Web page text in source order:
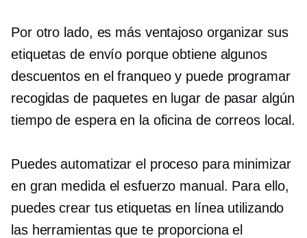
Por otro lado, es más ventajoso organizar sus
etiquetas de envío porque obtiene algunos
descuentos en el franqueo y puede programar
recogidas de paquetes en lugar de pasar algún
tiempo de espera en la oficina de correos local.
Puedes automatizar el proceso para minimizar
en gran medida el esfuerzo manual. Para ello,
puedes crear tus etiquetas en línea utilizando
las herramientas que te proporciona el